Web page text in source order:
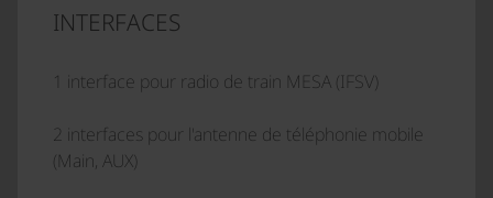
INTERFACES
1 interface pour radio de train MESA (IFSV)
2 interfaces pour l'antenne de téléphonie mobile
(Main, AUX)